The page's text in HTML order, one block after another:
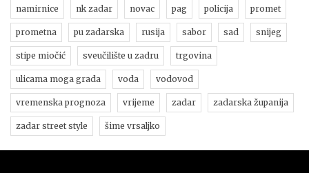
namirnice nk zadar novac pag policija promet
prometna pu zadarska rusija sabor sad snijeg
stipe miočić sveučilište u zadru trgovina
ulicama moga grada voda vodovod
vremenska prognoza vrijeme zadar zadarska županija
zadar street style šime vrsaljko